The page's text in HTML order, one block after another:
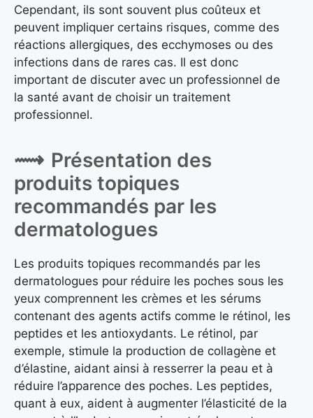
Cependant, ils sont souvent plus coûteux et
peuvent impliquer certains risques, comme des
réactions allergiques, des ecchymoses ou des
infections dans de rares cas. Il est donc
important de discuter avec un professionnel de
la santé avant de choisir un traitement
professionnel.
Présentation des
produits topiques
recommandés par les
dermatologues
Les produits topiques recommandés par les
dermatologues pour réduire les poches sous les
yeux comprennent les crèmes et les sérums
contenant des agents actifs comme le rétinol, les
peptides et les antioxydants. Le rétinol, par
exemple, stimule la production de collagène et
d’élastine, aidant ainsi à resserrer la peau et à
réduire l’apparence des poches. Les peptides,
quant à eux, aident à augmenter l’élasticité de la